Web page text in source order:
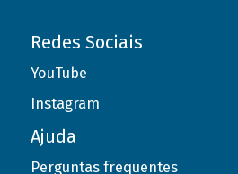
Redes Sociais
YouTube
Instagram
Ajuda
Perguntas frequentes